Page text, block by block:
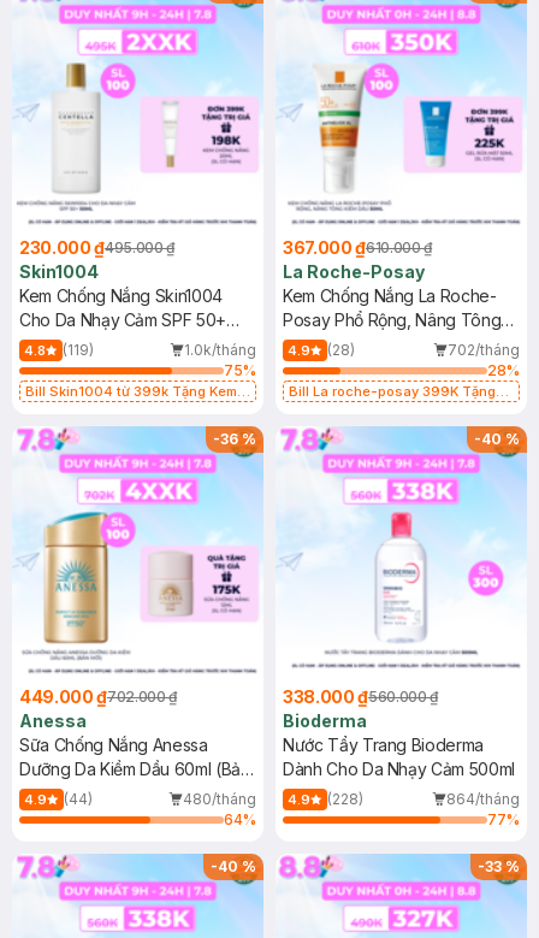
230.000 ₫495.000 ₫
Skin1004
Kem Chống Nắng Skin1004
Cho Da Nhạy Cảm SPF 50+
50ml
4.8 (119)
1.0k/tháng
75%
Bill Skin1004 từ 399k Tặng Kem
SPF 50+ 20ml (SL Có Hạn)
367.000 ₫610.000 ₫
La Roche-Posay
Kem Chống Nắng La Roche-
Posay Phổ Rộng, Nâng Tông
Kiềm Dầu 50ml
4.9 (28)
702/tháng
28%
Bill La roche-posay 399K Tặng
(SL có hạn)
-36%
449.000 ₫702.000 ₫
Anessa
Sữa Chống Nắng Anessa
Dưỡng Da Kiềm Dầu 60ml (Bản
Mới)
4.9 (44)
480/tháng
64%
-40%
338.000 ₫560.000 ₫
Bioderma
Nước Tẩy Trang Bioderma
Dành Cho Da Nhạy Cảm 500ml
4.9 (228)
864/tháng
77%
-40% -33%